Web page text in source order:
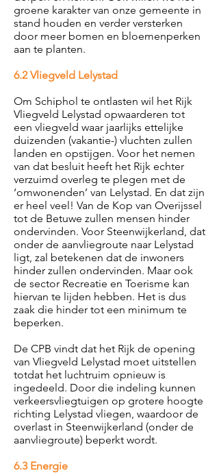
groene karakter van onze gemeente in
stand houden en verder versterken
door meer bomen en bloemenperken
aan te planten.
6.2 Vliegveld Lelystad
Om Schiphol te ontlasten wil het Rijk
Vliegveld Lelystad opwaarderen tot
een vliegveld waar jaarlijks ettelijke
duizenden (vakantie-) vluchten zullen
landen en opstijgen. Voor het nemen
van dat besluit heeft het Rijk echter
verzuimd overleg te plegen met de
‘omwonenden’ van Lelystad. En dat zijn
er heel veel! Van de Kop van Overijssel
tot de Betuwe zullen mensen hinder
ondervinden. Voor Steenwijkerland, dat
onder de aanvliegroute naar Lelystad
ligt, zal betekenen dat de inwoners
hinder zullen ondervinden. Maar ook
de sector Recreatie en Toerisme kan
hiervan te lijden hebben. Het is dus
zaak die hinder tot een minimum te
beperken.
De CPB vindt dat het Rijk de opening
van Vliegveld Lelystad moet uitstellen
totdat het luchtruim opnieuw is
ingedeeld. Door die indeling kunnen
verkeersvliegtuigen op grotere hoogte
richting Lelystad vliegen, waardoor de
overlast in Steenwijkerland (onder de
aanvliegroute) beperkt wordt.
6.3 Energie